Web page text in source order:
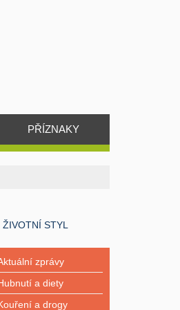
PŘÍZNAKY
ŽIVOTNÍ STYL
zprávy
a diety
a drogy